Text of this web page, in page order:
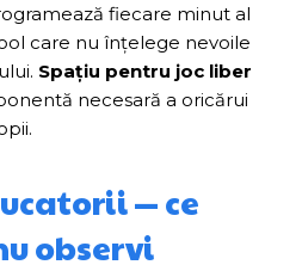
fiecare minut al
care nu înțelege nevoile
Spațiu pentru joc liber
necesară a oricărui
— ce
observi